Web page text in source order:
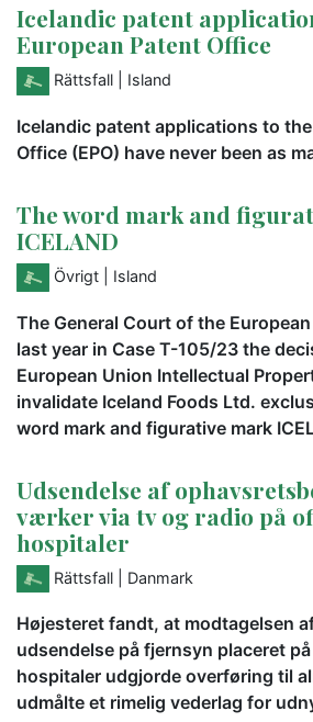
Icelandic patent
European Patent Office
Rättsfall | Island
Icelandic patent applications to
Office (EPO) have never been as
The word mark and
ICELAND
Övrigt | Island
The General Court of the
last year in Case T-105/23 the
European Union Intellectual
invalidate Iceland Foods Ltd.
word mark and figurative mark
Udsendelse af
værker via tv og radio på
hospitaler
Rättsfall | Danmark
Højesteret fandt, at modtagelsen
udsendelse på fjernsyn placeret
hospitaler udgjorde overføring til
udmålte et rimelig vederlag for